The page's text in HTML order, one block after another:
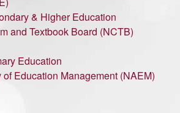
& Higher Education
and Textbook Board (NCTB)
Education
Education Management (NAEM)